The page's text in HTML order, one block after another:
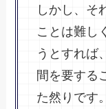
しかし、そ
ことは難し
うとすれば
間を要する
た然りです